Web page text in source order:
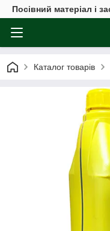
Посівний матеріал і
Каталог товарів